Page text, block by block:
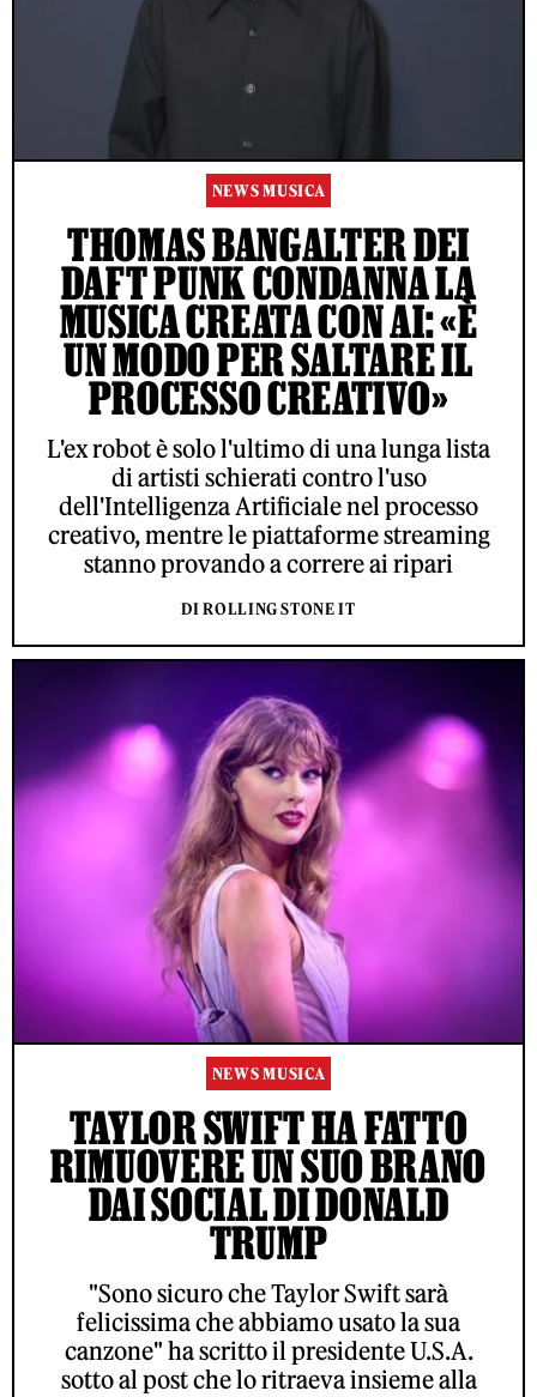
NEWS MUSICA
THOMAS BANGALTER DEI
DAFT PUNK CONDANNA LA
MUSICA CREATA CON AI: «È
UN MODO PER SALTARE IL
PROCESSO CREATIVO»
L'ex robot è solo l'ultimo di una lunga lista
di artisti schierati contro l'uso
dell'Intelligenza Artificiale nel processo
creativo, mentre le piattaforme streaming
stanno provando a correre ai ripari
DI ROLLING STONE IT
NEWS MUSICA
TAYLOR SWIFT HA FATTO
RIMUOVERE UN SUO BRANO
DAI SOCIAL DI DONALD
TRUMP
"Sono sicuro che Taylor Swift sarà
felicissima che abbiamo usato la sua
canzone" ha scritto il presidente U.S.A.
sotto al post che lo ritraeva insieme alla